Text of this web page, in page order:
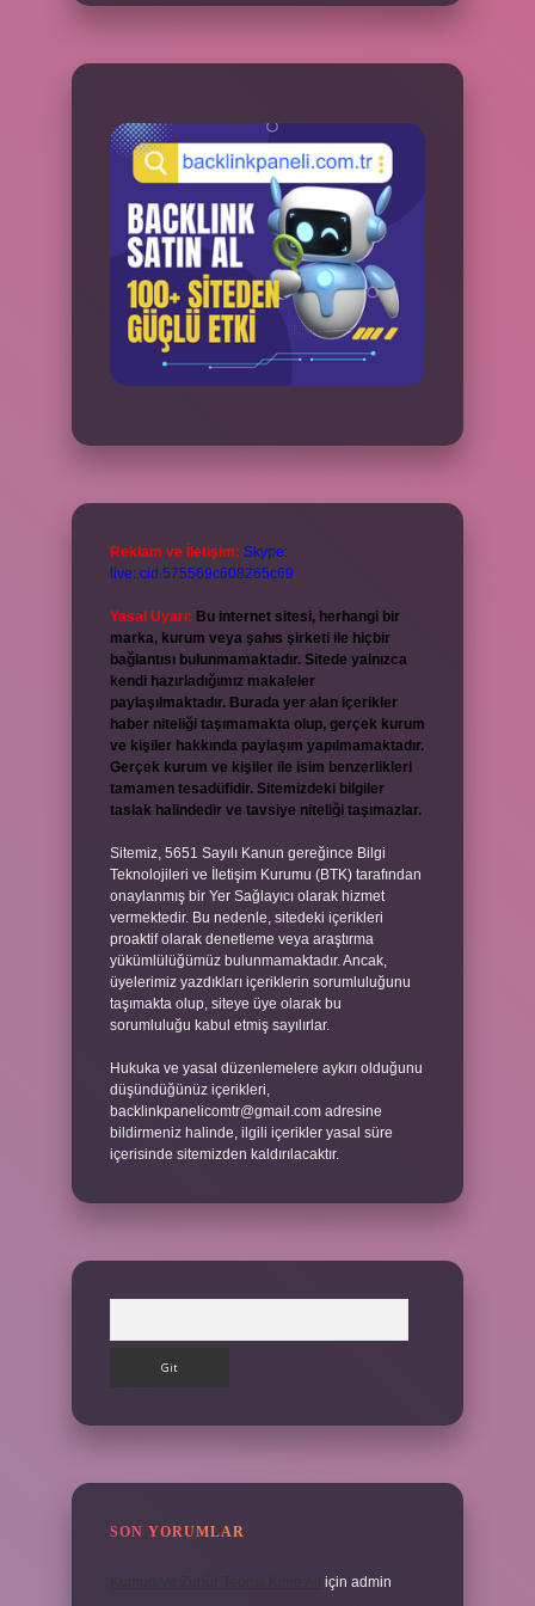
Reklam ve İletişim: Skype:
live:.cid.575569c608265c69
Yasal Uyarı: Bu internet sitesi, herhangi bir
marka, kurum veya şahıs şirketi ile hiçbir
bağlantısı bulunmamaktadır. Sitede yalnızca
kendi hazırladığımız makaleler
paylaşılmaktadır. Burada yer alan içerikler
haber niteliği taşımamakta olup, gerçek kurum
ve kişiler hakkında paylaşım yapılmamaktadır.
Gerçek kurum ve kişiler ile isim benzerlikleri
tamamen tesadüfidir. Sitemizdeki bilgiler
taslak halindedir ve tavsiye niteliği taşımazlar.
Sitemiz, 5651 Sayılı Kanun gereğince Bilgi
Teknolojileri ve İletişim Kurumu (BTK) tarafından
onaylanmış bir Yer Sağlayıcı olarak hizmet
vermektedir. Bu nedenle, sitedeki içerikleri
proaktif olarak denetleme veya araştırma
yükümlülüğümüz bulunmamaktadır. Ancak,
üyelerimiz yazdıkları içeriklerin sorumluluğunu
taşımakta olup, siteye üye olarak bu
sorumluluğu kabul etmiş sayılırlar.
Hukuka ve yasal düzenlemelere aykırı olduğunu
düşündüğünüz içerikleri,
backlinkpanelicomtr@gmail.com adresine
bildirmeniz halinde, ilgili içerikler yasal süre
içerisinde sitemizden kaldırılacaktır.
SON YORUMLAR
için admin